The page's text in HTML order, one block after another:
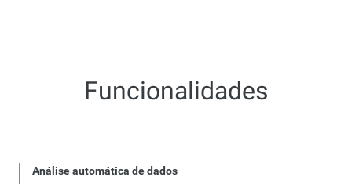
Funcionalidades
Análise automática de dados